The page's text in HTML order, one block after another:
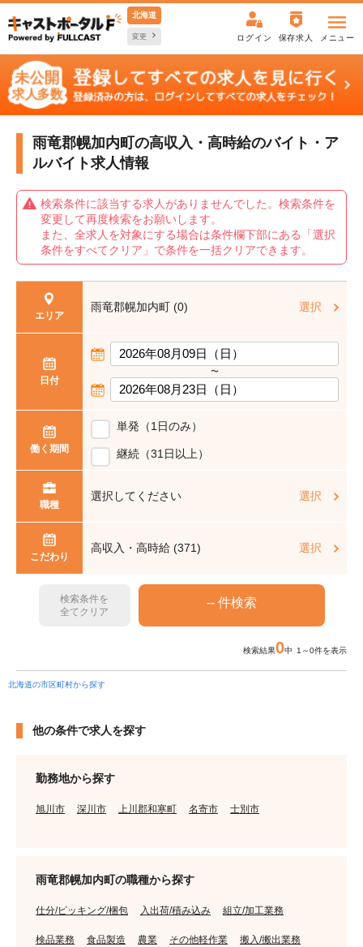
北海道
変更 ログイン 保存求人 メニュー
雨竜郡幌加内町の高収入・高時給のバイト・ア
ルバイト求人情報
検索条件に該当する求人がありませんでした。検索条件を
変更して再度検索をお願いします。
また、全求人を対象にする場合は条件欄下部にある「選択
条件をすべてクリア」で条件を一括クリアできます。
エリア
雨竜郡幌加内町 (0) 選択
日付
〜
働く期間
単発（1日のみ）
継続（31日以上）
職種
選択してください 選択
こだわり
高収入・高時給 (371) 選択
検索条件を
全てクリア
検索結果0中 1～0件を表示
北海道の市区町村から探す
他の条件で求人を探す
勤務地から探す
旭川市 深川市 上川郡和寒町 名寄市 士別市
雨竜郡幌加内町の職種から探す
仕分/ピッキング/梱包 入出荷/積み込み 組立/加工業務
検品業務 食品製造 農業 その他軽作業 搬入/搬出業務